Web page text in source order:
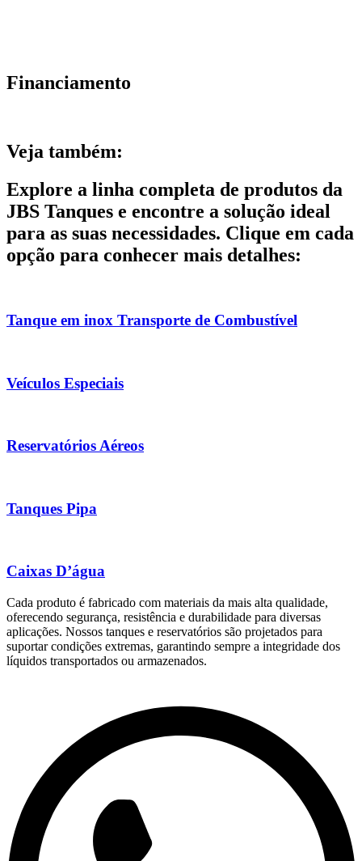
Financiamento
Veja também:
Explore a linha completa de produtos da
JBS Tanques e encontre a solução ideal
para as suas necessidades. Clique em cada
opção para conhecer mais detalhes:
Tanque em inox Transporte de Combustível
Veículos Especiais
Reservatórios Aéreos
Tanques Pipa
Caixas D’água
Cada produto é fabricado com materiais da mais alta qualidade,
oferecendo segurança, resistência e durabilidade para diversas
aplicações. Nossos tanques e reservatórios são projetados para
suportar condições extremas, garantindo sempre a integridade dos
líquidos transportados ou armazenados.